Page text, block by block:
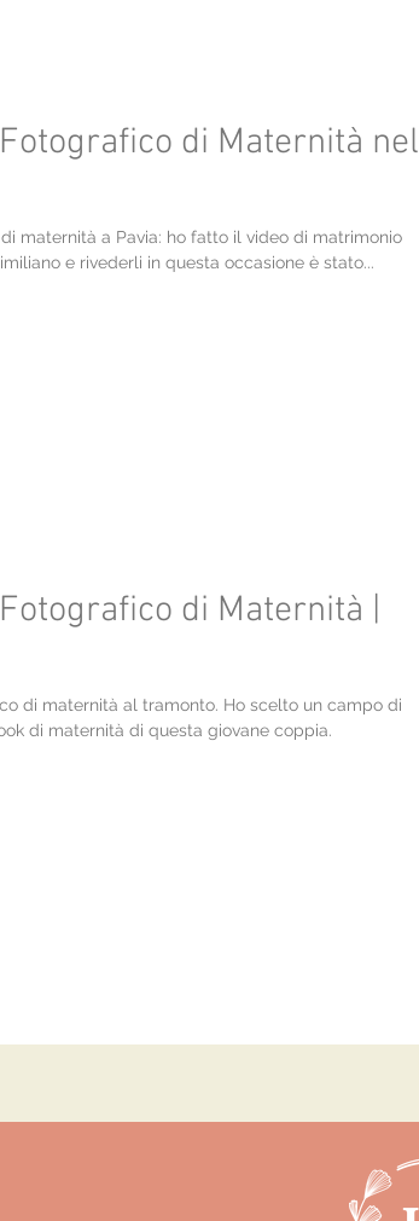
di Maternità nel
maternità a Pavia: ho fatto il video di matrimonio
e rivederli in questa occasione è stato...
di Maternità |
di maternità al tramonto. Ho scelto un campo di
di maternità di questa giovane coppia.